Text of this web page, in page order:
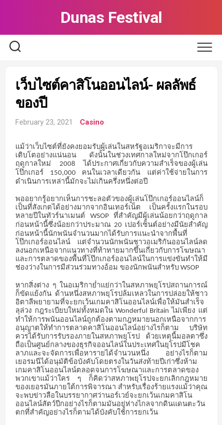
Dunas Festival
เว็บไซต์คาสิโนออนไลน์- ผลลัพธ์
ของปี
February 23, 2021 Casino
แม้ว่าเว็บไซต์ที่ยังคงยอมรับผู้เล่นในสหรัฐอเมริกาจะมีการ
เติบโตอย่างแน่นอน
ดังนั้นในช่วงเทศกาลใหม่จากโป๊กเกอร์
ฤดูกาลใหม่ 2008 ได้ประกาศเกี่ยวกับความสำเร็จของผู้เล่น
โป๊กเกอร์ 150,000 คนในเวลาเดียวกัน
แต่ค่าใช้จ่ายในการ
ดำเนินการเหล่านี้มักจะไม่เกินครึ่งหนึ่งต่อปี
พออยากรู้อยากเห็นการชะลอตัวของผู้เล่นโป๊กเกอร์ออนไลน์ก็
เป็นที่สังเกตได้อย่างมากจากอินเทอร์เน็ต
เป็นครั้งแรกในรอบ
หลายปีในทัวร์นาเมนต์ WSOP ที่สำคัญมีผู้เล่นน้อยกว่าฤดูกาล
ก่อนหน้านี้ซึ่งน้อยกว่าประมาณ 20 เปอร์เซ็นต์อย่างมีนัยสำคัญ
ก่อนหน้านี้นักพนันจำนวนมากได้รับการแนะนำจากพื้นที่
โป๊กเกอร์ออนไลน์
แต่จำนวนนักพนันชาวอเมริกันออนไลน์ลด
ลงนอกเหนือจากแนวทางที่ท้าทายมากขึ้นเกี่ยวกับการโฆษณา
และการตลาดของพื้นที่โป๊กเกอร์ออนไลน์ในการแข่งขันทำให้มี
ช่องว่างในการมีส่วนร่วมทางอ้อม ของนักพนันสำหรับ WSOP
หากสิ่งต่าง ๆ ในอเมริกาย่ำแย่กว่าในสหภาพยุโรปสถานการณ์
ก็ขัดแย้งกัน ด้านหนึ่งสหภาพยุโรปล้มเหลวในการปล่อยให้ชาว
อิตาลีพยายามที่จะยกเว้นเกมคาสิโนออนไลน์เพื่อให้มันสำเร็จ
ลุล่วง กฎระเบียบใหม่ทั้งหมดใน Wonderful Britain ไม่เพียง แต่
ทำให้การพนันออนไลน์ถูกต้องตามกฎหมายนอกเหนือจากการ
อนุญาตให้ทำการตลาดคาสิโนออนไลน์อย่างไรก็ตาม
บริษัท
ควรได้รับการรับรองภายในสหภาพยุโรป
ด้วยเหตุนี้มอลตาซึ่ง
ถือเป็นศูนย์กลางของธุรกิจออนไลน์ในประเทศในยุโรปมีโชค
ลาภและจะจัดการเพื่อหารายได้จำนวนหนึ่ง
อย่างไรก็ตาม
เยอรมนีได้อนุมัติข้อบังคับโดยตรงในวันส่งท้ายปีเก่าซึ่งห้าม
เกมคาสิโนออนไลน์ตลอดจนการโฆษณาและการตลาดของ
พวกเขาแม้ว่าใคร
ๆ
ก็คิดว่าสหภาพยุโรปจะยกเลิกกฎหมาย
ของเยอรมันภายใต้การพิจารณา สำหรับเรื่องร้ายแรงแม้ว่าคุณ
จะพบข่าวลือในบรรยากาศว่านอร์เวย์จะยกเว้นเกมคาสิโน
ออนไลน์สัตว์ปีกอย่างไรก็ตามมันอยู่ห่างไกลจากดินแดนตะวัน
ตกที่สำคัญอย่างไรก็ตามได้บังคับใช้การยกเว้น